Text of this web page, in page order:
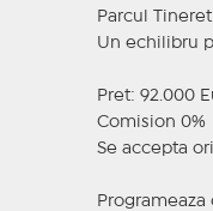
Parcul
Un echilibru
Pret: 92.000
Comision 0%
Se accepta
Programeaza